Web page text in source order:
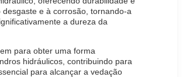
e à corrosão, tornando-a
a dureza da
para obter uma forma
hidráulicos, contribuindo para
para alcançar a vedação